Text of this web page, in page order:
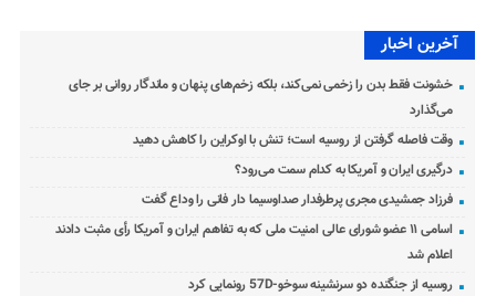
آخرین اخبار
خشونت فقط بدن را زخمی نمی‌کند، بلکه زخم‌های پنهان و ماندگار روانی بر جای
می‌گذارد
وقت فاصله گرفتن از روسیه است؛ تنش با اوکراین را کاهش دهید
درگیری ایران و آمریکا به کدام سمت می‌رود؟
فرزاد جمشیدی مجری پرطرفدار صداوسیما دار فانی را وداع گفت
اسامی ۱۱ عضو شورای عالی امنیت ملی که به تفاهم ایران و آمریکا رأی مثبت دادند
اعلام شد
روسیه از جنگنده دو سرنشینه سوخو-57D رونمایی کرد